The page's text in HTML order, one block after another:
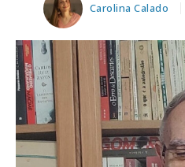
Carolina Calado